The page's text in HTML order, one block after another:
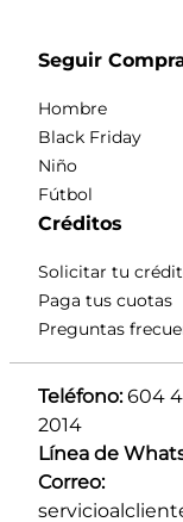
Seguir
Hombre
Black Friday
Niño
Fútbol
Créditos
Solicitar tu
Paga tus cuotas
Preguntas
Teléfono: 604
2014
Línea de
Correo: